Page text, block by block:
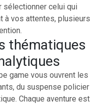
sélectionner celui qui
à vos attentes, plusieurs
thématiques
game vous ouvrent les
du suspense policier
Chaque aventure est